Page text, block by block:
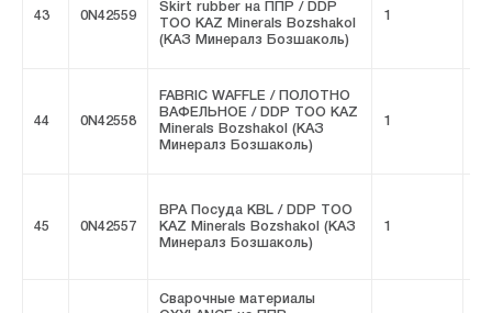
43 0N42559
Skirt rubber на ППР / DDP
ТОО KAZ Minerals Bozshakol
(КАЗ Минералз Бозшаколь)
1
44 0N42558
FABRIC WAFFLE / ПОЛОТНО
ВАФЕЛЬНОЕ / DDP ТОО KAZ
Minerals Bozshakol (КАЗ
Минералз Бозшаколь)
1
45 0N42557
BPA Посуда KBL / DDP ТОО
KAZ Minerals Bozshakol (КАЗ
Минералз Бозшаколь)
1
Сварочные материалы